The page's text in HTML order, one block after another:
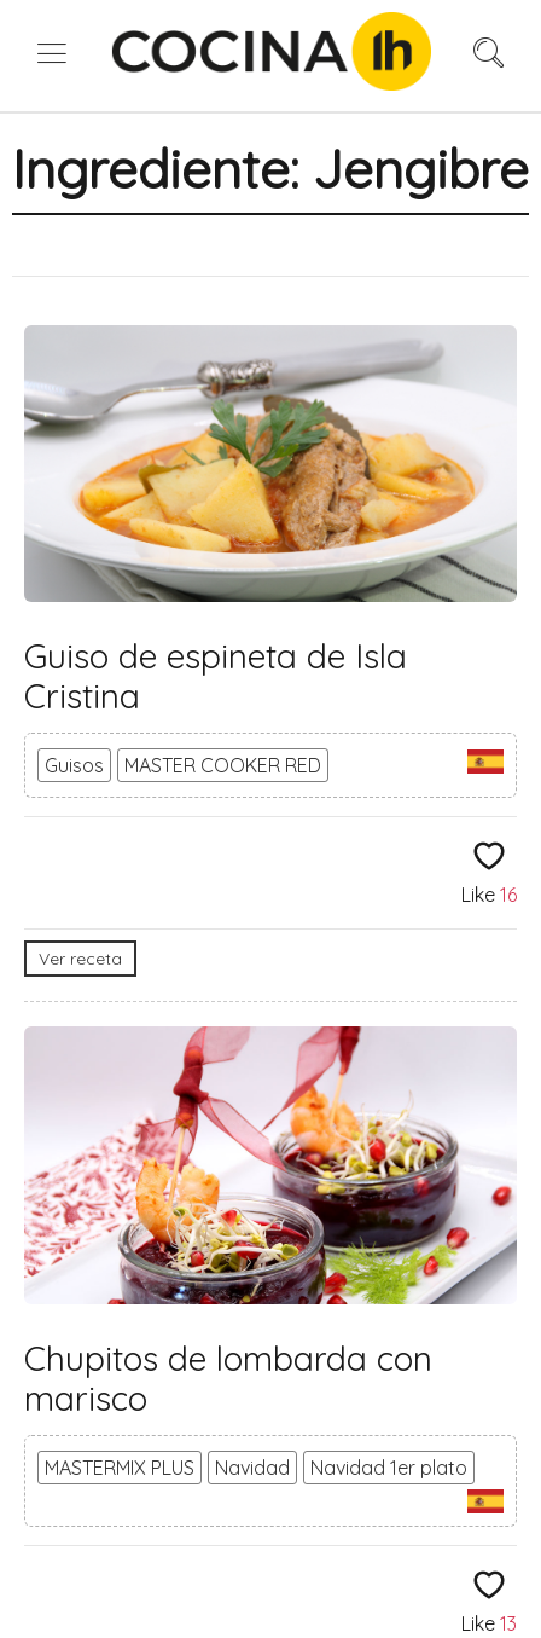
Ingrediente: Jengibre
Guiso de espineta de Isla
Cristina
Guisos MASTER COOKER RED
Like 16
Ver receta
Chupitos de lombarda con
marisco
MASTERMIX PLUS Navidad Navidad 1er plato
Like 13